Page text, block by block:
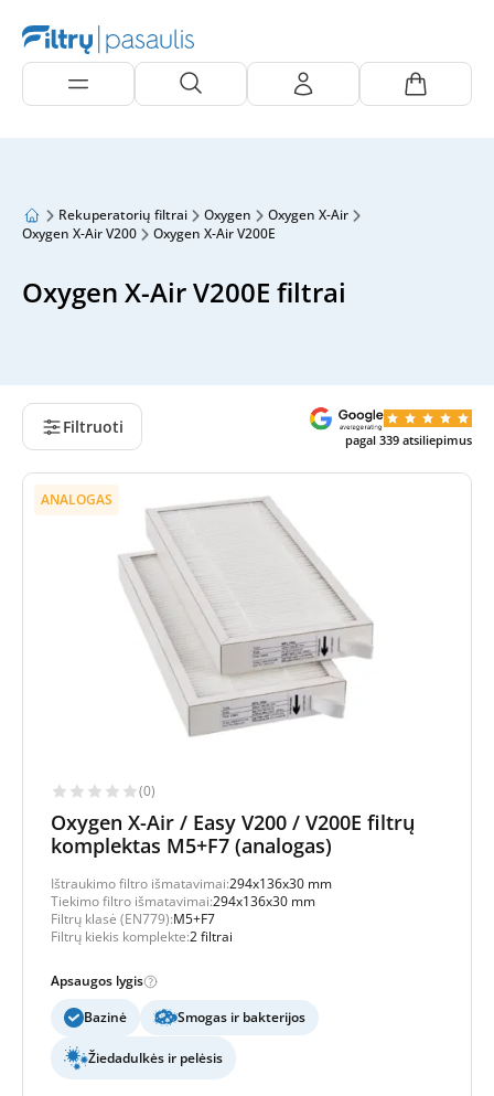
Rekuperatorių filtrai Oxygen
Oxygen X-Air
Oxygen X-Air V200
Oxygen X-Air V200E
Oxygen X-Air V200E filtrai
Filtruoti
pagal 339 atsiliepimus
ANALOGAS
(0)
Oxygen X-Air / Easy V200 / V200E filtrų
komplektas M5+F7 (analogas)
Ištraukimo filtro išmatavimai:294x136x30 mm
Tiekimo filtro išmatavimai:294x136x30 mm
Filtrų klasė (EN779):M5+F7
Filtrų kiekis komplekte:2 filtrai
Apsaugos lygis
Bazinė
Smogas ir bakterijos
Žiedadulkės ir pelėsis